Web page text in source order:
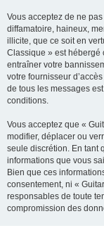
Vous acceptez de ne
diffamatoire, haineux,
illicite, que ce soit en
Classique » est hébergé
entraîner votre
votre fournisseur
de tous les messages
conditions.
Vous acceptez que «
modifier, déplacer ou
seule discrétion. En tant
informations que vous
Bien que ces
consentement, ni «
responsables de toute
compromission des